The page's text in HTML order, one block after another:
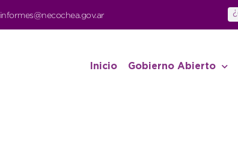
informes@necochea.gov.ar
Inicio Gobierno Abierto